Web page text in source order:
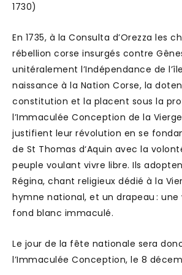
1730)
En 1735, à la Consulta d’Orezza les
rébellion corse insurgés contre
unitéralement l’Indépendance de
naissance à la Nation Corse, la
constitution et la placent sous la
l’Immaculée Conception de la
justifient leur révolution en se
de St Thomas d‘Aquin avec la
peuple voulant vivre libre. Ils
Régina, chant religieux dédié à la
hymne national, et un drapeau : une
fond blanc immaculé.
Le jour de la fête nationale sera
l’Immaculée Conception, le 8